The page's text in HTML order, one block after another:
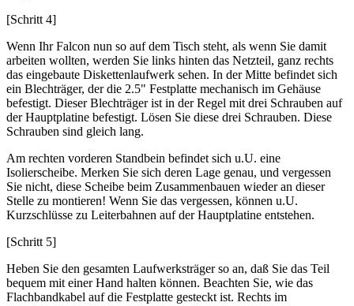
[Schritt 4]
Wenn Ihr Falcon nun so auf dem Tisch steht, als wenn Sie damit
arbeiten wollten, werden Sie links hinten das Netzteil, ganz rechts
das eingebaute Diskettenlaufwerk sehen. In der Mitte befindet sich
ein Blechträger, der die 2.5" Festplatte mechanisch im Gehäuse
befestigt. Dieser Blechträger ist in der Regel mit drei Schrauben auf
der Hauptplatine befestigt. Lösen Sie diese drei Schrauben. Diese
Schrauben sind gleich lang.
Am rechten vorderen Standbein befindet sich u.U. eine
Isolierscheibe. Merken Sie sich deren Lage genau, und vergessen
Sie nicht, diese Scheibe beim Zusammenbauen wieder an dieser
Stelle zu montieren! Wenn Sie das vergessen, können u.U.
Kurzschlüsse zu Leiterbahnen auf der Hauptplatine entstehen.
[Schritt 5]
Heben Sie den gesamten Laufwerksträger so an, daß Sie das Teil
bequem mit einer Hand halten können. Beachten Sie, wie das
Flachbandkabel auf die Festplatte gesteckt ist. Rechts im